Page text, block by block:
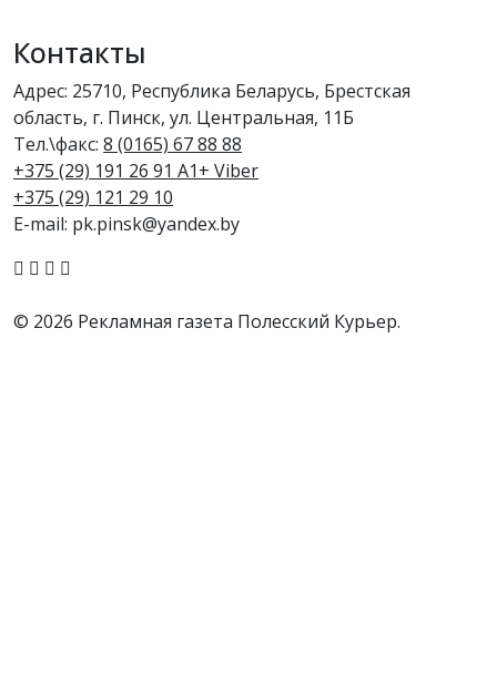
Контакты
Адрес: 25710, Республика Беларусь, Брестская
область, г. Пинск, ул. Центральная, 11Б
Тел.\факс: 8 (0165) 67 88 88
+375 (29) 191 26 91 A1+ Viber
+375 (29) 121 29 10
E-mail: pk.pinsk@yandex.by
© 2026 Рекламная газета Полесский Курьер.